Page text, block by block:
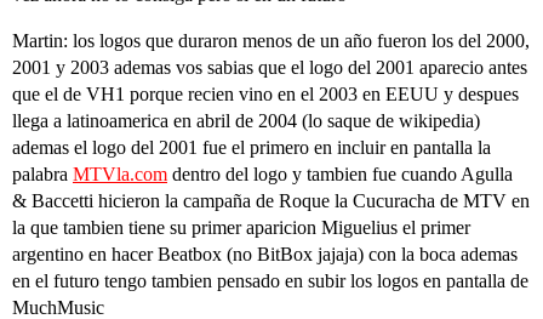
Martin: los logos que duraron menos de un año fueron los del 2000,
2001 y 2003 ademas vos sabias que el logo del 2001 aparecio antes
que el de VH1 porque recien vino en el 2003 en EEUU y despues
llega a latinoamerica en abril de 2004 (lo saque de wikipedia)
ademas el logo del 2001 fue el primero en incluir en pantalla la
palabra MTVla.com dentro del logo y tambien fue cuando Agulla
& Baccetti hicieron la campaña de Roque la Cucuracha de MTV en
la que tambien tiene su primer aparicion Miguelius el primer
argentino en hacer Beatbox (no BitBox jajaja) con la boca ademas
en el futuro tengo tambien pensado en subir los logos en pantalla de
MuchMusic